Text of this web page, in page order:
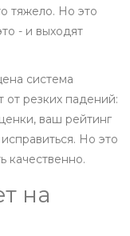
тяжело. Но это
- и выходят
система
от резких падений:
ваш рейтинг
Но это
качественно.
на